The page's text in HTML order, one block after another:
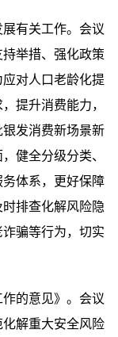
有关工作。会议
举措、强化政策
对人口老龄化提
提升消费能力，
发消费新场景新
健全分级分类、
体系，更好保障
排查化解风险隐
骗等行为，切实
的意见》。会议
解重大安全风险